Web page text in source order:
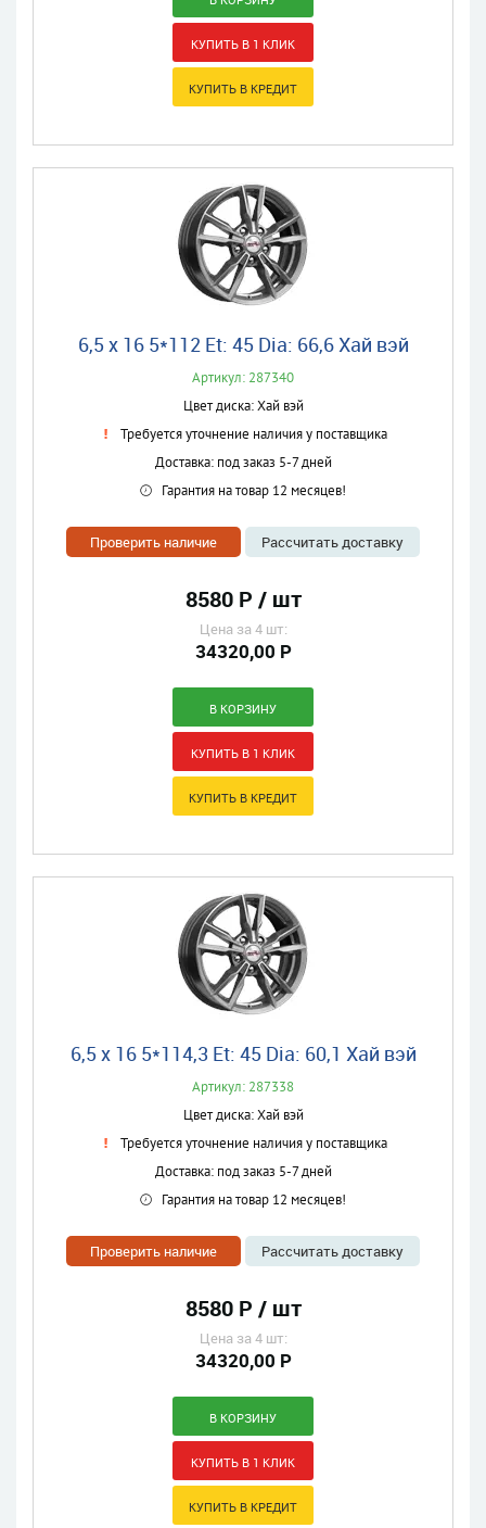
6,5 x 16 5*112 Et: 45 Dia: 66,6 Хай вэй
Артикул: 287340
Цвет диска: Хай вэй
Требуется уточнение наличия у поставщика
Доставка: под заказ 5-7 дней
Гарантия на товар 12 месяцев!
Проверить наличие Рассчитать доставку
8580 Р / шт
Цена за 4 шт:
34320,00 Р
6,5 x 16 5*114,3 Et: 45 Dia: 60,1 Хай вэй
Артикул: 287338
Цвет диска: Хай вэй
Требуется уточнение наличия у поставщика
Доставка: под заказ 5-7 дней
Гарантия на товар 12 месяцев!
Проверить наличие Рассчитать доставку
8580 Р / шт
Цена за 4 шт:
34320,00 Р